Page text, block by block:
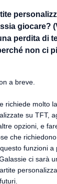
giocare?
perdita di
non ci
a breve.
richiede molto
su TFT,
opzioni, e
che
funzioni a
ci sarà